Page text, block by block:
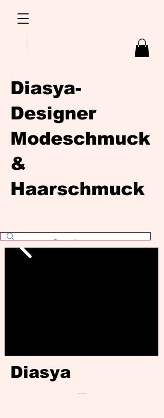
Diasya-
Designer
Modeschmuck
&
Haarschmuck
Diasya